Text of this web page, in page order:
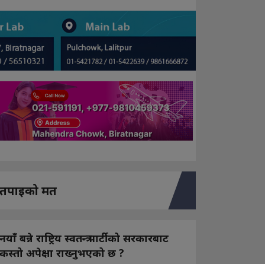
तपाइको मत
नयाँ बन्ने राष्ट्रिय स्वतन्त्र पार्टीको सरकारबाट
कस्तो अपेक्षा राख्नुभएको छ ?